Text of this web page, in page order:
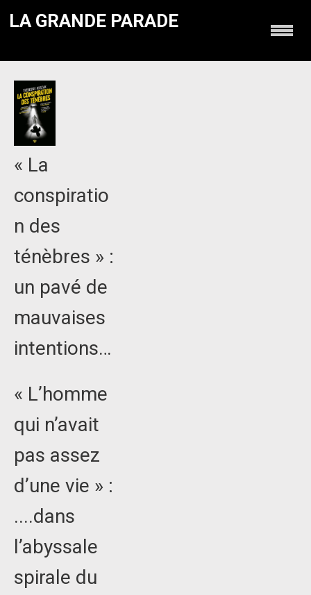
LA GRANDE PARADE
« La
conspiratio
n des
ténèbres » :
un pavé de
mauvaises
intentions…
« L’homme
qui n’avait
pas assez
d’une vie » :
....dans
l’abyssale
spirale du